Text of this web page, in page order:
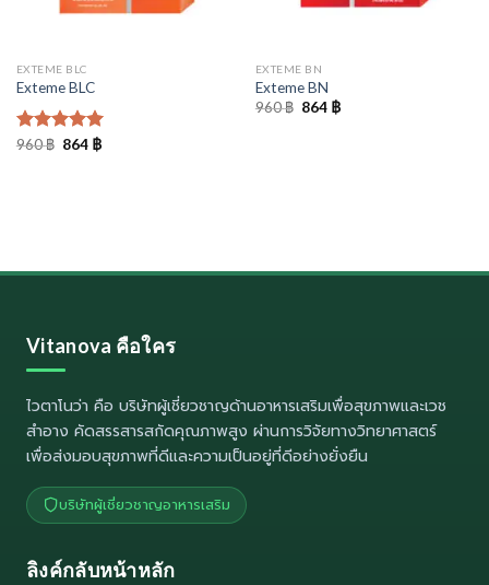
EXTEME BLC
Exteme BLC
ให้คะแนน
960฿ Original
864 ฿Current
EXTEME BN
Exteme BN
960฿ Original
864 ฿Current
Vitanova คือใคร
ไวตาโนว่า คือ บริษัทผู้เชี่ยวชาญด้านอาหารเสริมเพื่อสุขภาพและเวช
สำอาง คัดสรรสารสกัดคุณภาพสูง ผ่านการวิจัยทางวิทยาศาสตร์
เพื่อส่งมอบสุขภาพที่ดีและความเป็นอยู่ที่ดีอย่างยั่งยืน
บริษัทผู้เชี่ยวชาญอาหารเสริม
ลิงค์กลับหน้าหลัก